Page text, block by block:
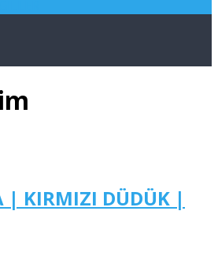
| KIRMIZI DÜDÜK |